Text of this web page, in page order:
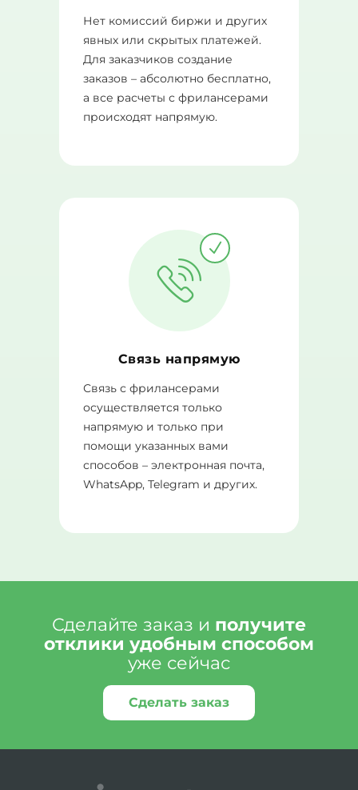
Нет комиссий биржи и других
явных или скрытых платежей.
Для заказчиков создание
заказов – абсолютно бесплатно,
а все расчеты с фрилансерами
происходят напрямую.
Связь напрямую
Связь с фрилансерами
осуществляется только
напрямую и только при
помощи указанных вами
способов – электронная почта,
WhatsApp, Telegram и других.
Сделайте заказ и получите
отклики удобным способом
уже сейчас
Сделать заказ